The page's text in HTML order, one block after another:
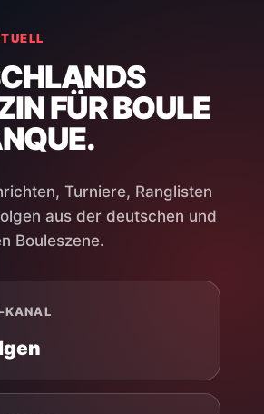
FÜR BOULE
Turniere, Ranglisten
aus der deutschen und
Bouleszene.
KANAL